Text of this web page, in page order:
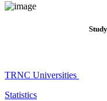
TRNC Universities
Statistics